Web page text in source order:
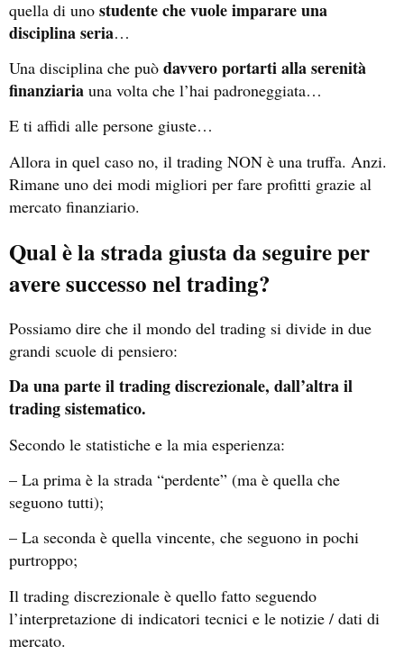
quella di uno studente che vuole imparare una
disciplina seria…
Una disciplina che può davvero portarti alla serenità
finanziaria una volta che l’hai padroneggiata…
E ti affidi alle persone giuste…
Allora in quel caso no, il trading NON è una truffa. Anzi.
Rimane uno dei modi migliori per fare profitti grazie al
mercato finanziario.
Qual è la strada giusta da seguire per
avere successo nel trading?
Possiamo dire che il mondo del trading si divide in due
grandi scuole di pensiero:
Da una parte il trading discrezionale, dall’altra il
trading sistematico.
Secondo le statistiche e la mia esperienza:
– La prima è la strada “perdente” (ma è quella che
seguono tutti);
– La seconda è quella vincente, che seguono in pochi
purtroppo;
Il trading discrezionale è quello fatto seguendo
l’interpretazione di indicatori tecnici e le notizie / dati di
mercato.